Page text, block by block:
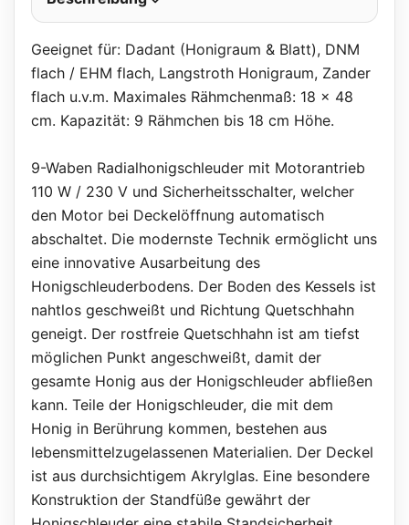
Geeignet für: Dadant (Honigraum & Blatt), DNM
flach / EHM flach, Langstroth Honigraum, Zander
flach u.v.m. Maximales Rähmchenmaß: 18 x 48
cm. Kapazität: 9 Rähmchen bis 18 cm Höhe.
9-Waben Radialhonigschleuder mit Motorantrieb
110 W / 230 V und Sicherheitsschalter, welcher
den Motor bei Deckelöffnung automatisch
abschaltet. Die modernste Technik ermöglicht uns
eine innovative Ausarbeitung des
Honigschleuderbodens. Der Boden des Kessels ist
nahtlos geschweißt und Richtung Quetschhahn
geneigt. Der rostfreie Quetschhahn ist am tiefst
möglichen Punkt angeschweißt, damit der
gesamte Honig aus der Honigschleuder abfließen
kann. Teile der Honigschleuder, die mit dem
Honig in Berührung kommen, bestehen aus
lebensmittelzugelassenen Materialien. Der Deckel
ist aus durchsichtigem Akrylglas. Eine besondere
Konstruktion der Standfüße gewährt der